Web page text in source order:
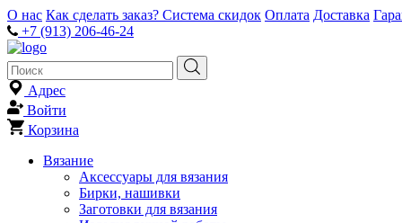
О нас Как сделать заказ? Система скидок Оплата Доставка
+7 (913) 206-46-24
Адрес
Войти
Корзина
Вязание
Аксессуары для вязания
Бирки, нашивки
Заготовки для вязания